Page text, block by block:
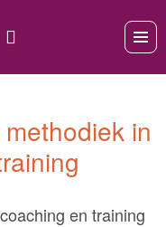
in
en training